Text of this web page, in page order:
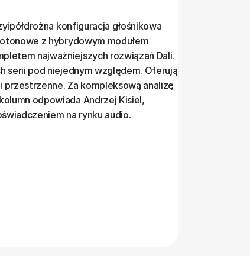
konfiguracja głośnikowa
z hybrydowym modułem
najważniejszych rozwiązań Dali.
serii pod niejednym względem. Oferują
przestrzenne. Za kompleksową analizę
odpowiada Andrzej Kisiel,
na rynku audio.